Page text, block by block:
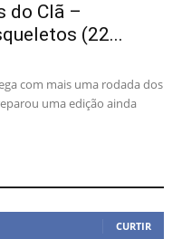
do Clã –
(22...
com mais uma rodada dos
uma edição ainda
CURTIR